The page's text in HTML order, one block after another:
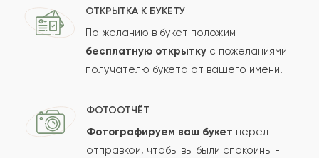
ОТКРЫТКА К БУКЕТУ
По желанию в букет положим
бесплатную открытку с пожеланиями
получателю букета от вашего имени.
ФОТООТЧЁТ
Фотографируем ваш букет перед
отправкой, чтобы вы были спокойны -